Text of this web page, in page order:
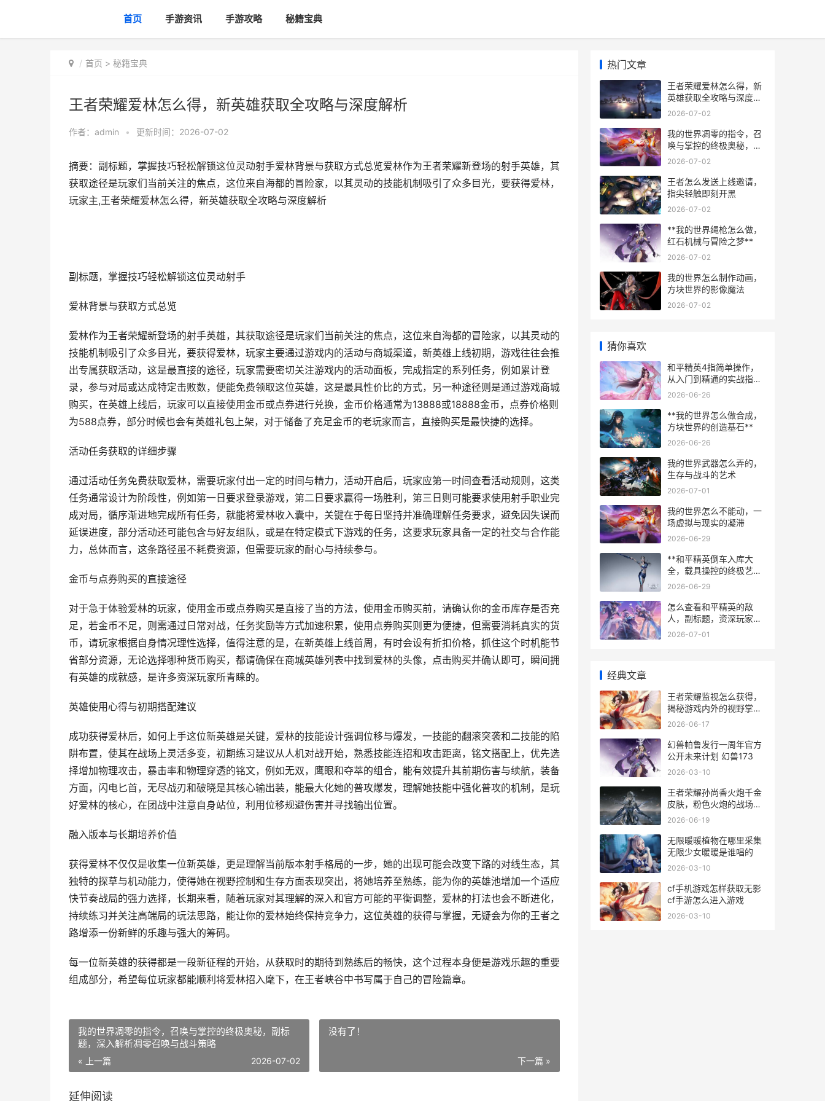
首页 手游资讯 手游攻略 秘籍宝典
首页 > 秘籍宝典
王者荣耀爱林怎么得，新英雄获取全攻略与深度解析
作者： admin • 更新时间：2026-07-02
摘要：副标题，掌握技巧轻松解锁这位灵动射手爱林背景与获取方式总览爱林作为王者荣耀新登场的射手英雄，其
获取途径是玩家们当前关注的焦点，这位来自海都的冒险家，以其灵动的技能机制吸引了众多目光，要获得爱林，
玩家主,王者荣耀爱林怎么得，新英雄获取全攻略与深度解析
副标题，掌握技巧轻松解锁这位灵动射手
爱林背景与获取方式总览
爱林作为王者荣耀新登场的射手英雄，其获取途径是玩家们当前关注的焦点，这位来自海都的冒险家，以其灵动的
技能机制吸引了众多目光，要获得爱林，玩家主要通过游戏内的活动与商城渠道，新英雄上线初期，游戏往往会推
出专属获取活动，这是最直接的途径，玩家需要密切关注游戏内的活动面板，完成指定的系列任务，例如累计登
录，参与对局或达成特定击败数，便能免费领取这位英雄，这是最具性价比的方式，另一种途径则是通过游戏商城
购买，在英雄上线后，玩家可以直接使用金币或点券进行兑换，金币价格通常为13888或18888金币，点券价格则
为588点券，部分时候也会有英雄礼包上架，对于储备了充足金币的老玩家而言，直接购买是最快捷的选择。
活动任务获取的详细步骤
通过活动任务免费获取爱林，需要玩家付出一定的时间与精力，活动开启后，玩家应第一时间查看活动规则，这类
任务通常设计为阶段性，例如第一日要求登录游戏，第二日要求赢得一场胜利，第三日则可能要求使用射手职业完
成对局，循序渐进地完成所有任务，就能将爱林收入囊中，关键在于每日坚持并准确理解任务要求，避免因失误而
延误进度，部分活动还可能包含与好友组队，或是在特定模式下游戏的任务，这要求玩家具备一定的社交与合作能
力，总体而言，这条路径虽不耗费资源，但需要玩家的耐心与持续参与。
金币与点券购买的直接途径
对于急于体验爱林的玩家，使用金币或点券购买是直接了当的方法，使用金币购买前，请确认你的金币库存是否充
足，若金币不足，则需通过日常对战，任务奖励等方式加速积累，使用点券购买则更为便捷，但需要消耗真实的货
币，请玩家根据自身情况理性选择，值得注意的是，在新英雄上线首周，有时会设有折扣价格，抓住这个时机能节
省部分资源，无论选择哪种货币购买，都请确保在商城英雄列表中找到爱林的头像，点击购买并确认即可，瞬间拥
有英雄的成就感，是许多资深玩家所青睐的。
英雄使用心得与初期搭配建议
成功获得爱林后，如何上手这位新英雄是关键，爱林的技能设计强调位移与爆发，一技能的翻滚突袭和二技能的陷
阱布置，使其在战场上灵活多变，初期练习建议从人机对战开始，熟悉技能连招和攻击距离，铭文搭配上，优先选
择增加物理攻击，暴击率和物理穿透的铭文，例如无双，鹰眼和夺萃的组合，能有效提升其前期伤害与续航，装备
方面，闪电匕首，无尽战刃和破晓是其核心输出装，能最大化她的普攻爆发，理解她技能中强化普攻的机制，是玩
好爱林的核心，在团战中注意自身站位，利用位移规避伤害并寻找输出位置。
融入版本与长期培养价值
获得爱林不仅仅是收集一位新英雄，更是理解当前版本射手格局的一步，她的出现可能会改变下路的对线生态，其
独特的探草与机动能力，使得她在视野控制和生存方面表现突出，将她培养至熟练，能为你的英雄池增加一个适应
快节奏战局的强力选择，长期来看，随着玩家对其理解的深入和官方可能的平衡调整，爱林的打法也会不断进化，
持续练习并关注高端局的玩法思路，能让你的爱林始终保持竞争力，这位英雄的获得与掌握，无疑会为你的王者之
路增添一份新鲜的乐趣与强大的筹码。
每一位新英雄的获得都是一段新征程的开始，从获取时的期待到熟练后的畅快，这个过程本身便是游戏乐趣的重要
组成部分，希望每位玩家都能顺利将爱林招入麾下，在王者峡谷中书写属于自己的冒险篇章。
我的世界凋零的指令，召唤与掌控的终极奥秘，副标
题，深入解析凋零召唤与战斗策略
« 上一篇 2026-07-02
没有了！
下一篇 »
延伸阅读
热门文章
王者荣耀爱林怎么得，新
英雄获取全攻略与深度解
析
2026-07-02
我的世界凋零的指令，召
唤与掌控的终极奥秘，副
标题，深入解析凋零召唤
2026-07-02
王者怎么发送上线邀请，
指尖轻触即刻开黑
2026-07-02
**我的世界绳枪怎么做，
红石机械与冒险之梦**
2026-07-02
我的世界怎么制作动画，
方块世界的影像魔法
2026-07-02
猜你喜欢
和平精英4指简单操作，
从入门到精通的实战指
南，副标题，轻松掌控战
2026-06-26
**我的世界怎么做合成，
方块世界的创造基石**
2026-06-26
我的世界武器怎么弄的，
生存与战斗的艺术
2026-07-01
我的世界怎么不能动，一
场虚拟与现实的凝滞
2026-06-29
**和平精英倒车入库大
全，载具操控的终极艺术
**
2026-06-29
怎么查看和平精英的敌
人，副标题，资深玩家的
战场洞察术
2026-07-01
经典文章
王者荣耀监视怎么获得，
揭秘游戏内外的视野掌控
之道，副标题，资深玩家
2026-06-17
幻兽帕鲁发行一周年官方
公开未来计划 幻兽173
2026-03-10
王者荣耀孙尚香火炮千金
皮肤，粉色火炮的战场华
尔兹
2026-06-19
无限暖暖植物在哪里采集
无限少女暖暖是谁唱的
2026-03-10
cf手机游戏怎样获取无影
cf手游怎么进入游戏
2026-03-10